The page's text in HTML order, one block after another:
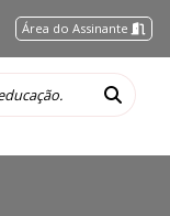
Área do Assinante